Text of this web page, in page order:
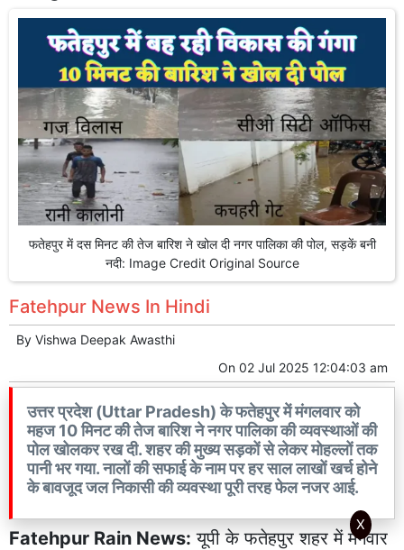
फतेहपुर में दस मिनट की तेज बारिश ने खोल दी नगर पालिका की पोल, सड़कें बनी
नदी: Image Credit Original Source
Fatehpur News In Hindi
By Vishwa Deepak Awasthi
On 02 Jul 2025 12:04:03 am
उत्तर प्रदेश (Uttar Pradesh) के फतेहपुर में मंगलवार को
महज 10 मिनट की तेज बारिश ने नगर पालिका की व्यवस्थाओं की
पोल खोलकर रख दी. शहर की मुख्य सड़कों से लेकर मोहल्लों तक
पानी भर गया. नालों की सफाई के नाम पर हर साल लाखों खर्च होने
के बावजूद जल निकासी की व्यवस्था पूरी तरह फेल नजर आई.
Fatehpur Rain News: यूपी के फतेहपुर शहर में मंगवार
X